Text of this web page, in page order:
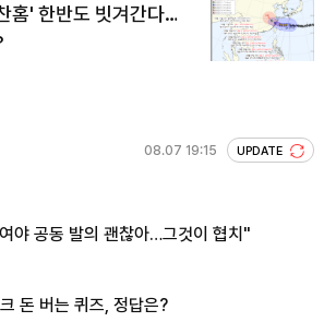
홈' 한반도 빗겨간다…
08.07 19:15 UPDATE
야 공동 발의 괜찮아…그것이 협치"
돈 버는 퀴즈, 정답은?